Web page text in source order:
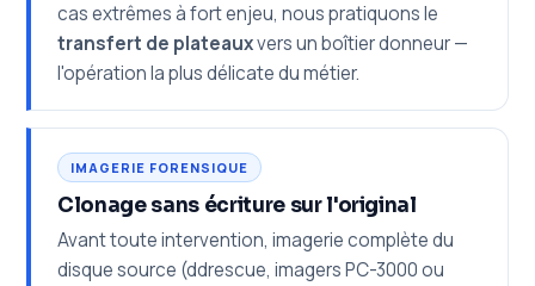
cas extrêmes à fort enjeu, nous pratiquons le
transfert de plateauxvers un boîtier donneur —
l'opération la plus délicate du métier.
IMAGERIE FORENSIQUE
Clonage sans écriture sur l'original
Avant toute intervention, imagerie complète du
disque source (ddrescue, imagers PC-3000 ou